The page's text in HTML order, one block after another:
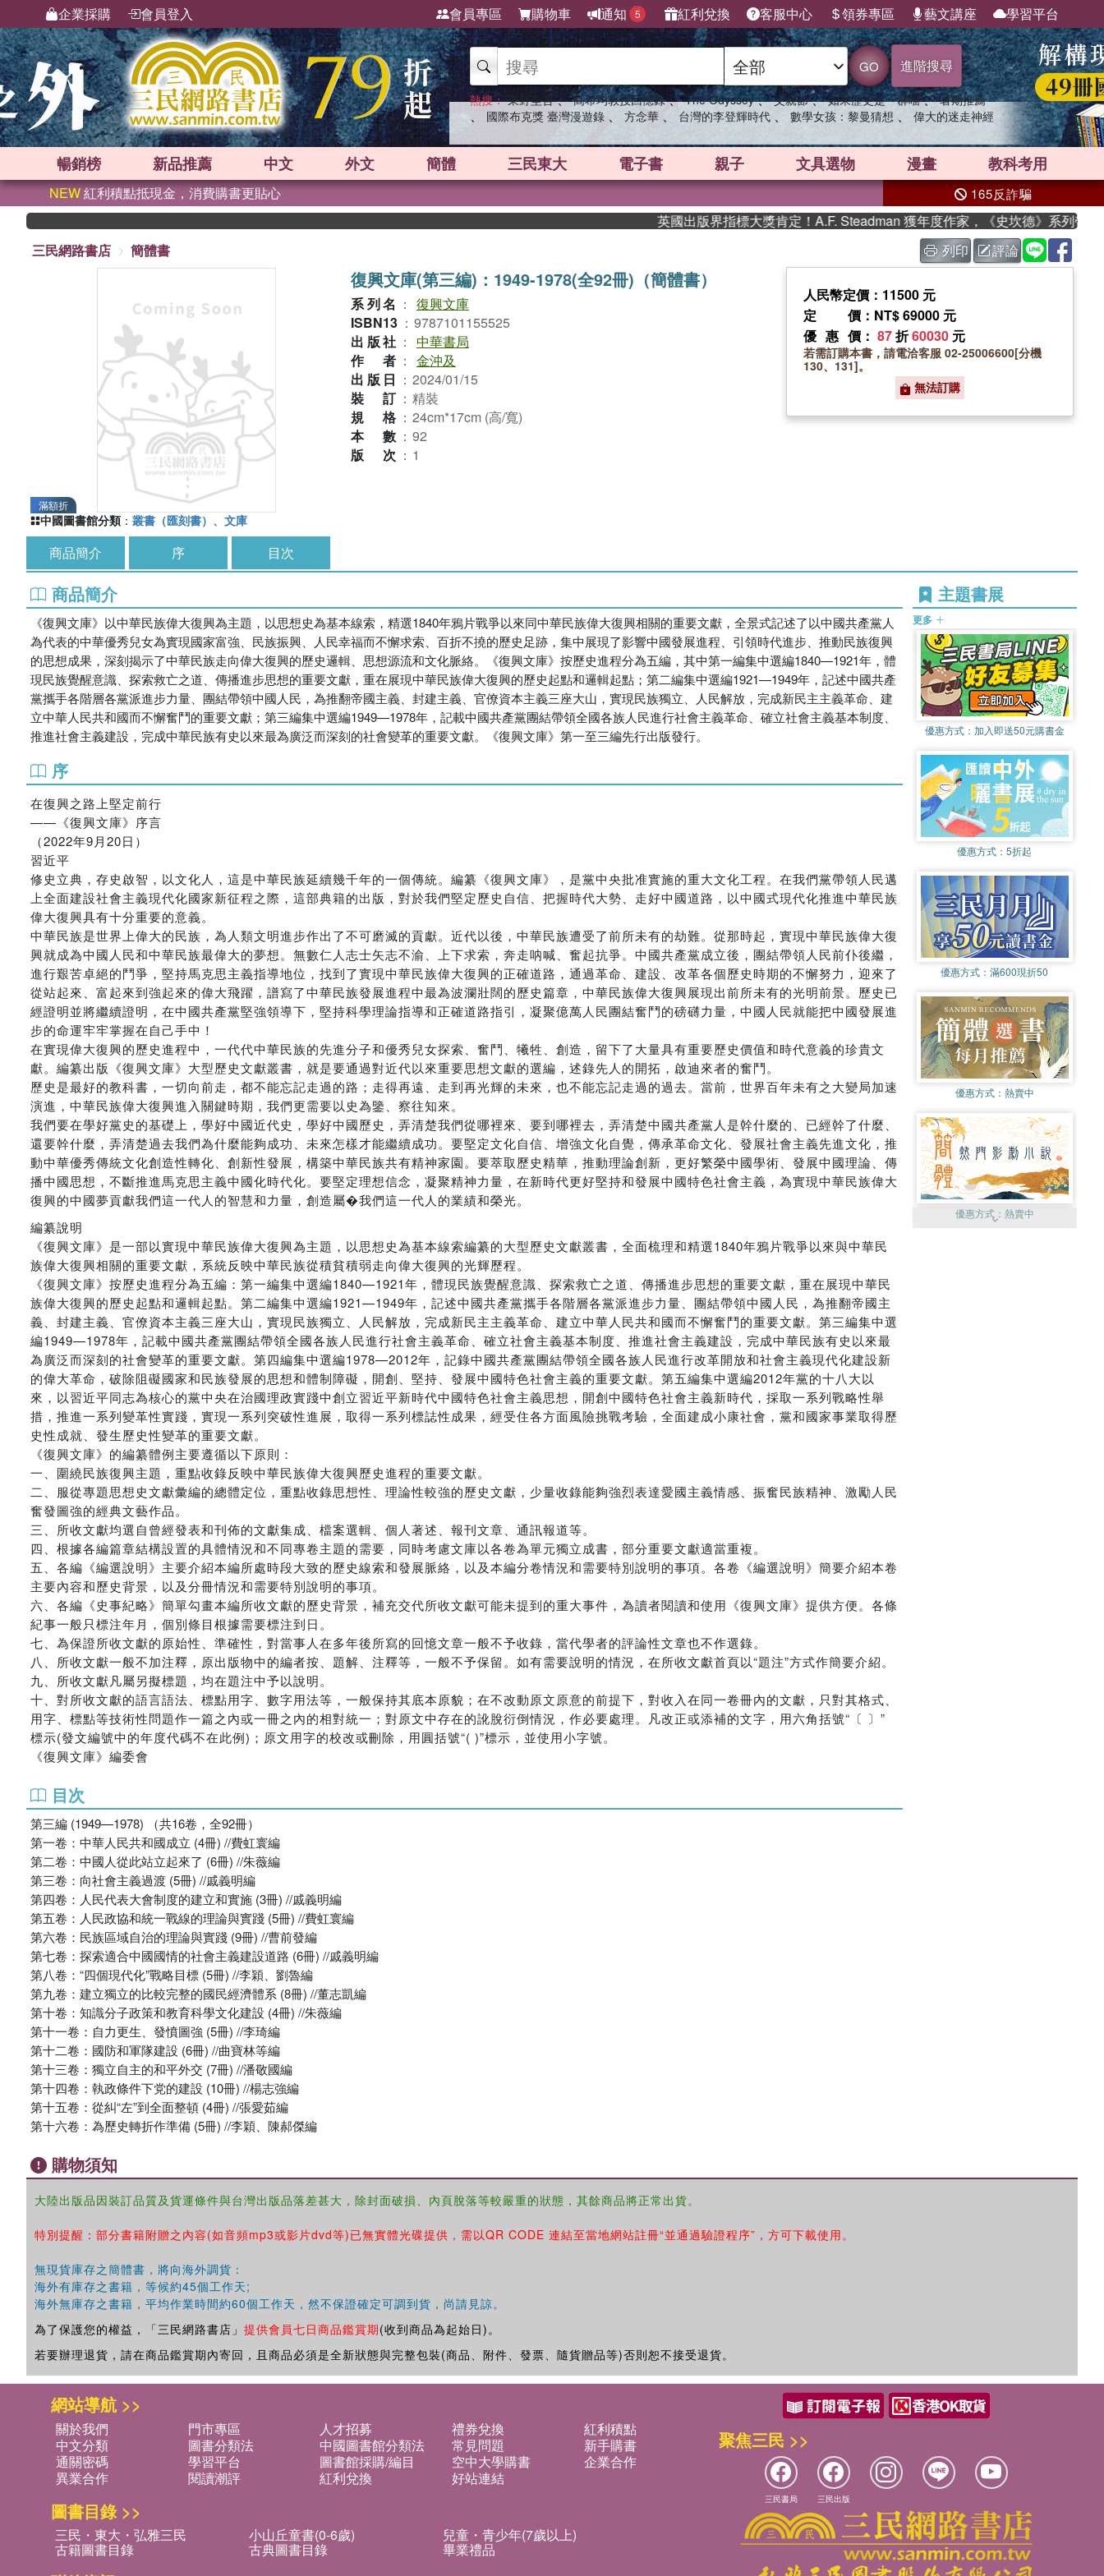
企業採購 會員登入 會員專區 購物車 通知 5 紅利兌換 客服中心 領券專區 藝文講座 學習平台
GO 進階搜尋
熱搜： 東野圭吾 、 高希均教授回憶錄 、 The Odyssey 、 父親節 、 如果歷史是一群喵 、 暑期推薦
、 國際布克獎 臺灣漫遊錄 、 方念華 、 台灣的李登輝時代 、 數學女孩：黎曼猜想 、 偉大的迷走神經
暢銷榜 新品推薦 中文 外文 簡體 三民東大 電子書 親子 文具選物 漫畫 教科考用
NEW紅利積點抵現金，消費購書更貼心 165反詐騙
英國出版界指標大獎肯定！A.F. Steadman 獲年度作家，《史坎德》系列帶你踏上熱
三民網路書店
簡體書 列印 評論
滿額折
復興文庫(第三編)：1949-1978(全92冊)（簡體書）
系列名 ： 復興文庫
ISBN13 ： 9787101155525
出版社 ： 中華書局
作者 ： 金沖及
出版日 ： 2024/01/15
裝訂 ： 精裝
規格 ： 24cm*17cm (高/寬)
本數 ： 92
版次 ： 1
人民幣定價：11500 元
定價 ：NT$ 69000 元
優惠價 ： 87折60030 元
若需訂購本書，請電洽客服 02-25006600[分機
130、131]。
無法訂購
中國圖書館分類 ： 叢書（匯刻書）、文庫
商品簡介 序 目次
商品簡介
《復興文庫》以中華民族偉大復興為主題，以思想史為基本線索，精選1840年鴉片戰爭以來同中華民族偉大復興相關的重要文獻，全景式記述了以中國共產黨人
為代表的中華優秀兒女為實現國家富強、民族振興、人民幸福而不懈求索、百折不撓的歷史足跡，集中展現了影響中國發展進程、引領時代進步、推動民族復興
的思想成果，深刻揭示了中華民族走向偉大復興的歷史邏輯、思想源流和文化脈絡。《復興文庫》按歷史進程分為五編，其中第一編集中選編1840—1921年，體
現民族覺醒意識、探索救亡之道、傳播進步思想的重要文獻，重在展現中華民族偉大復興的歷史起點和邏輯起點；第二編集中選編1921—1949年，記述中國共產
黨攜手各階層各黨派進步力量、團結帶領中國人民，為推翻帝國主義、封建主義、官僚資本主義三座大山，實現民族獨立、人民解放，完成新民主主義革命、建
立中華人民共和國而不懈奮鬥的重要文獻；第三編集中選編1949—1978年，記載中國共產黨團結帶領全國各族人民進行社會主義革命、確立社會主義基本制度、
推進社會主義建設，完成中華民族有史以來最為廣泛而深刻的社會變革的重要文獻。《復興文庫》第一至三編先行出版發行。
序
在復興之路上堅定前行
——《復興文庫》序言
（2022年9月20日）
習近平
修史立典，存史啟智，以文化人，這是中華民族延續幾千年的一個傳統。編纂《復興文庫》，是黨中央批准實施的重大文化工程。在我們黨帶領人民邁
上全面建設社會主義現代化國家新征程之際，這部典籍的出版，對於我們堅定歷史自信、把握時代大勢、走好中國道路，以中國式現代化推進中華民族
偉大復興具有十分重要的意義。
中華民族是世界上偉大的民族，為人類文明進步作出了不可磨滅的貢獻。近代以後，中華民族遭受了前所未有的劫難。從那時起，實現中華民族偉大復
興就成為中國人民和中華民族最偉大的夢想。無數仁人志士矢志不渝、上下求索，奔走呐喊、奮起抗爭。中國共產黨成立後，團結帶領人民前仆後繼，
進行艱苦卓絕的鬥爭，堅持馬克思主義指導地位，找到了實現中華民族偉大復興的正確道路，通過革命、建設、改革各個歷史時期的不懈努力，迎來了
從站起來、富起來到強起來的偉大飛躍，譜寫了中華民族發展進程中最為波瀾壯闊的歷史篇章，中華民族偉大復興展現出前所未有的光明前景。歷史已
經證明並將繼續證明，在中國共產黨堅強領導下，堅持科學理論指導和正確道路指引，凝聚億萬人民團結奮鬥的磅礴力量，中國人民就能把中國發展進
步的命運牢牢掌握在自己手中！
在實現偉大復興的歷史進程中，一代代中華民族的先進分子和優秀兒女探索、奮鬥、犧牲、創造，留下了大量具有重要歷史價值和時代意義的珍貴文
獻。編纂出版《復興文庫》大型歷史文獻叢書，就是要通過對近代以來重要思想文獻的選編，述錄先人的開拓，啟迪來者的奮鬥。
歷史是最好的教科書，一切向前走，都不能忘記走過的路；走得再遠、走到再光輝的未來，也不能忘記走過的過去。當前，世界百年未有之大變局加速
演進，中華民族偉大復興進入關鍵時期，我們更需要以史為鑒、察往知來。
我們要在學好黨史的基礎上，學好中國近代史，學好中國歷史，弄清楚我們從哪裡來、要到哪裡去，弄清楚中國共產黨人是幹什麼的、已經幹了什麼、
還要幹什麼，弄清楚過去我們為什麼能夠成功、未來怎樣才能繼續成功。要堅定文化自信、增強文化自覺，傳承革命文化、發展社會主義先進文化，推
動中華優秀傳統文化創造性轉化、創新性發展，構築中華民族共有精神家園。要萃取歷史精華，推動理論創新，更好繁榮中國學術、發展中國理論、傳
播中國思想，不斷推進馬克思主義中國化時代化。要堅定理想信念，凝聚精神力量，在新時代更好堅持和發展中國特色社會主義，為實現中華民族偉大
復興的中國夢貢獻我們這一代人的智慧和力量，創造屬�我們這一代人的業績和榮光。
編纂說明
《復興文庫》是一部以實現中華民族偉大復興為主題，以思想史為基本線索編纂的大型歷史文獻叢書，全面梳理和精選1840年鴉片戰爭以來與中華民
族偉大復興相關的重要文獻，系統反映中華民族從積貧積弱走向偉大復興的光輝歷程。
《復興文庫》按歷史進程分為五編：第一編集中選編1840—1921年，體現民族覺醒意識、探索救亡之道、傳播進步思想的重要文獻，重在展現中華民
族偉大復興的歷史起點和邏輯起點。第二編集中選編1921—1949年，記述中國共產黨攜手各階層各黨派進步力量、團結帶領中國人民，為推翻帝國主
義、封建主義、官僚資本主義三座大山，實現民族獨立、人民解放，完成新民主主義革命、建立中華人民共和國而不懈奮鬥的重要文獻。第三編集中選
編1949—1978年，記載中國共產黨團結帶領全國各族人民進行社會主義革命、確立社會主義基本制度、推進社會主義建設，完成中華民族有史以來最
為廣泛而深刻的社會變革的重要文獻。第四編集中選編1978—2012年，記錄中國共產黨團結帶領全國各族人民進行改革開放和社會主義現代化建設新
的偉大革命，破除阻礙國家和民族發展的思想和體制障礙，開創、堅持、發展中國特色社會主義的重要文獻。第五編集中選編2012年黨的十八大以
來，以習近平同志為核心的黨中央在治國理政實踐中創立習近平新時代中國特色社會主義思想，開創中國特色社會主義新時代，採取一系列戰略性舉
措，推進一系列變革性實踐，實現一系列突破性進展，取得一系列標誌性成果，經受住各方面風險挑戰考驗，全面建成小康社會，黨和國家事業取得歷
史性成就、發生歷史性變革的重要文獻。
《復興文庫》的編纂體例主要遵循以下原則：
一、圍繞民族復興主題，重點收錄反映中華民族偉大復興歷史進程的重要文獻。
二、服從專題思想史文獻彙編的總體定位，重點收錄思想性、理論性較強的歷史文獻，少量收錄能夠強烈表達愛國主義情感、振奮民族精神、激勵人民
奮發圖強的經典文藝作品。
三、所收文獻均選自曾經發表和刊佈的文獻集成、檔案選輯、個人著述、報刊文章、通訊報道等。
四、根據各編篇章結構設置的具體情況和不同專卷主題的需要，同時考慮文庫以各卷為單元獨立成書，部分重要文獻適當重複。
五、各編《編選說明》主要介紹本編所處時段大致的歷史線索和發展脈絡，以及本編分卷情況和需要特別說明的事項。各卷《編選說明》簡要介紹本卷
主要內容和歷史背景，以及分冊情況和需要特別說明的事項。
六、各編《史事紀略》簡單勾畫本編所收文獻的歷史背景，補充交代所收文獻可能未提到的重大事件，為讀者閱讀和使用《復興文庫》提供方便。各條
紀事一般只標注年月，個別條目根據需要標注到日。
七、為保證所收文獻的原始性、準確性，對當事人在多年後所寫的回憶文章一般不予收錄，當代學者的評論性文章也不作選錄。
八、所收文獻一般不加注釋，原出版物中的編者按、題解、注釋等，一般不予保留。如有需要說明的情況，在所收文獻首頁以“題注”方式作簡要介紹。
九、所收文獻凡屬另擬標題，均在題注中予以說明。
十、對所收文獻的語言語法、標點用字、數字用法等，一般保持其底本原貌；在不改動原文原意的前提下，對收入在同一卷冊內的文獻，只對其格式、
用字、標點等技術性問題作一篇之內或一冊之內的相對統一；對原文中存在的訛脫衍倒情況，作必要處理。凡改正或添補的文字，用六角括號“〔 〕”
標示(發文編號中的年度代碼不在此例)；原文用字的校改或刪除，用圓括號“( )”標示，並使用小字號。
《復興文庫》編委會
目次
第三編 (1949—1978) （共16卷，全92冊）
第一卷：中華人民共和國成立 (4冊) //費虹寰編
第二卷：中國人從此站立起來了 (6冊) //朱薇編
第三卷：向社會主義過渡 (5冊) //戚義明編
第四卷：人民代表大會制度的建立和實施 (3冊) //戚義明編
第五卷：人民政協和統一戰線的理論與實踐 (5冊) //費虹寰編
第六卷：民族區域自治的理論與實踐 (9冊) //曹前發編
第七卷：探索適合中國國情的社會主義建設道路 (6冊) //戚義明編
第八卷：“四個現代化”戰略目標 (5冊) //李穎、劉魯編
第九卷：建立獨立的比較完整的國民經濟體系 (8冊) //董志凱編
第十卷：知識分子政策和教育科學文化建設 (4冊) //朱薇編
第十一卷：自力更生、發憤圖強 (5冊) //李琦編
第十二卷：國防和軍隊建設 (6冊) //曲寶林等編
第十三卷：獨立自主的和平外交 (7冊) //潘敬國編
第十四卷：執政條件下党的建設 (10冊) //楊志強編
第十五卷：從糾“左”到全面整頓 (4冊) //張愛茹編
第十六卷：為歷史轉折作準備 (5冊) //李穎、陳郝傑編
主題書展
更多
優惠方式： 加入即送50元購書金
優惠方式：5折起
優惠方式：滿600現折50
優惠方式： 熱賣中
優惠方式： 熱賣中
購物須知
大陸出版品因裝訂品質及貨運條件與台灣出版品落差甚大，除封面破損、內頁脫落等較嚴重的狀態，其餘商品將正常出貨。
特別提醒：部分書籍附贈之內容(如音頻mp3或影片dvd等)已無實體光碟提供，需以QR CODE 連結至當地網站註冊“並通過驗證程序”，方可下載使用。
無現貨庫存之簡體書，將向海外調貨：
海外有庫存之書籍，等候約45個工作天;
海外無庫存之書籍，平均作業時間約60個工作天，然不保證確定可調到貨，尚請見諒。
為了保護您的權益，「三民網路書店」 提供會員七日商品鑑賞期(收到商品為起始日)。
若要辦理退貨，請在商品鑑賞期內寄回，且商品必須是全新狀態與完整包裝(商品、附件、發票、隨貨贈品等)否則恕不接受退貨。
網站導航 >>
關於我們 門市專區 人才招募 禮券兌換
紅利積點
中文分類
圖書分類法 中國圖書館分類法 常見問題
新手購書
通關密碼
學習平台 圖書館採購/編目 空中大學購書
企業合作
異業合作
閱讀潮評 紅利兌換 好站連結
圖書目錄 >>
三民・東大・弘雅三民 小山丘童書(0-6歲) 兒童・青少年(7歲以上)
古籍圖書目錄 古典圖書目錄 畢業禮品
聚焦三民 >>
三民書局 三民出版